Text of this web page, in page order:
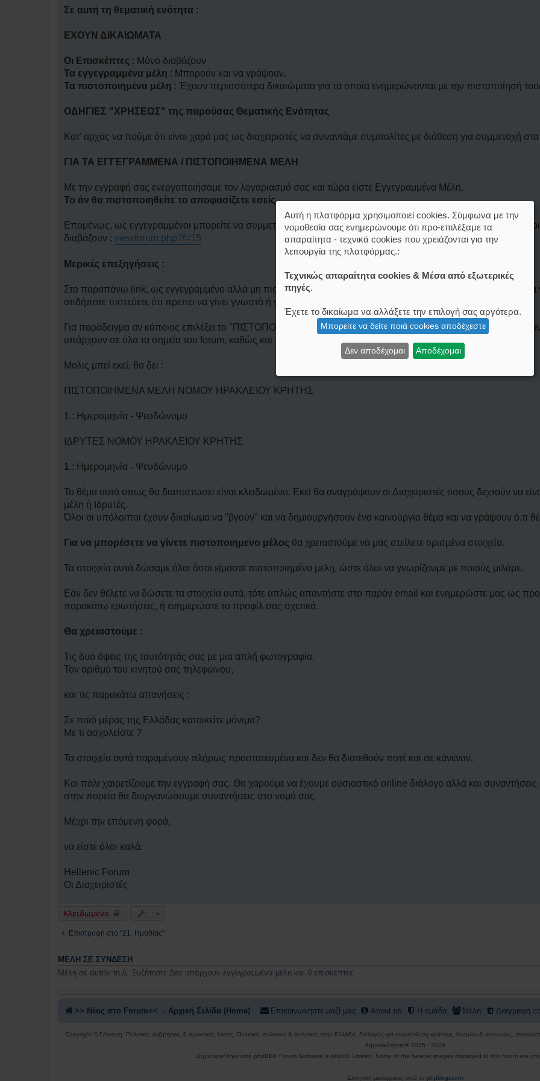
δ
ο
ε
σ
η
Σε αυτή τη θεματική ενότητα :
ΕΧΟΥΝ ΔΙΚΑΙΩΜΑΤΑ
Οι Επισκέπτες : Μόνο διαβάζουν
Τα εγγεγραμμένα μέλη : Μπορούν και να γράψουν.
Τα πιστοποιημένα μέλη : Έχουν περισσότερα δικαιώματα για τα οποία ενημερώνονται με την πιστοποίησή
ΟΔΗΓΙΕΣ "ΧΡΗΣΕΩΣ" της παρούσας Θεματικής Ενότητας
Κατ' αρχάς να πούμε ότι είναι χαρά μας ως διαχειριστές να συναντάμε συμπολίτες με διάθεση για συμμετοχή στα
ΓΙΑ ΤΑ ΕΓΓΕΓΡΑΜΜΕΝΑ / ΠΙΣΤΟΠΟΙΗΜΕΝΑ ΜΕΛΗ
Με την εγγραφή σας ενεργοποιήσαμε τον λογαριασμό σας και τώρα είστε Εγγεγραμμένα Μέλη.
Το άν θα πιστοποιηθείτε το αποφασίζετε εσείς.
Επομένως, ως εγγεγραμμένοι μπορείτε να συμμετέχετε (να γράφετε) αρχικά μόνο εδώ , όταν οι μη
διαβάζουν : viewforum.php?f=15
Μερικές επεξηγήσεις :
Στο παραπάνω link, ως εγγεγραμμένο αλλά μη πιστοποιημένο μέλος, μπορείτε να επιλέξετε τον νομό σας και να
οτιδήποτε πιστεύετε ότι πρεπει να γίνει γνωστό ή να γίνει θέμα συζήτησης.
Για παράδειγμα αν κάποιος επιλέξει το "ΠΙΣΤΟΠΟΙΗΜΕΝΑ ΜΕΛΗ ΝΟΜΟΥ ΗΡΑΚΛΕΙΟΥ ΚΡΗΤΗΣ", θα δει τις
υπάρχουν σε όλα τα σημεία του forum, καθώς και το link "Πιστοποιημένα Μέλη Νομού Ηρακλείου Κρήτης".
Μολις μπεί εκεί, θα δει :
ΠΙΣΤΟΠΟΙΗΜΕΝΑ ΜΕΛΗ ΝΟΜΟΥ ΗΡΑΚΛΕΙΟΥ ΚΡΗΤΗΣ
1.: Ημερομηνία - Ψευδώνυμο
ΙΔΡΥΤΕΣ ΝΟΜΟΥ ΗΡΑΚΛΕΙΟΥ ΚΡΗΤΗΣ
1.: Ημερομηνία - Ψευδώνυμο
Το θέμα αυτό οπως θα διαπιστώσει είναι κλειδωμένο. Εκεί θα αναγράψουν οι Διαχειριστές όσους δεχτούν να
μέλη ή Ιδρυτές.
Όλοι οι υπόλοιποι έχουν δικαίωμα να "βγούν" και να δημιουργήσουν ένα καινούργιο θέμα και να γράψουν ό,τι
Για να μπορέσετε να γίνετε πιστοποιημενο μέλος θα χρειαστούμε να μας στείλετε ορισμένα στοιχεία.
Τα στοιχεία αυτά δώσαμε όλοι όσοι είμαστε πιστοποιημένα μελη, ώστε όλοι να γνωρίζουμε με ποιούς μιλάμε.
Εάν δεν θέλετε να δώσετε τα στοιχεία αυτά, τότε απλώς απαντήστε στο παρόν email και ενημερώστε μας ως
παρακάτω ερωτήσεις, ή ενημερώστε το προφίλ σας σχετικά.
Θα χρειαστούμε :
Τις δυο όψεις της ταυτότητάς σας με μια απλή φωτογραφία.
Τον αριθμό του κινητού σας τηλεφώνου,
και τις παρακάτω απανήσεις :
Σε ποιό μέρος της Ελλάδας κατοικείτε μόνιμα?
Με τι ασχολείστε ?
Τα στοιχεία αυτά παραμένουν πλήρως προστατευμένα και δεν θα διατεθούν ποτέ και σε κάνεναν.
Και πάλι χαιρετίζουμε την εγγραφή σας. Θα χαρούμε να έχουμε ουσιαστικό online διάλογο αλλά και
στην πορεία θα διοργανώσουμε συναντήσεις στο νομό σας.
Μέχρι την επόμενη φορά,
να είστε όλοι καλά.
Hellenic Forum
Οι Διαχειριστές
Κλειδωμένο
Επιστροφή στο “21. Ημαθίας”
ΜΈΛΗ ΣΕ ΣΎΝΔΕΣΗ
Μέλη σε αυτήν τη Δ. Συζήτηση: Δεν υπάρχουν εγγεγραμμένα μέλη και 0 επισκέπτες
>> Nέος στο Forum<< Αρχική Σελίδα (Home) Διαγραφή
Μέλη
Η ομάδα
About us
Επικοινωνήστε μαζί μας
Copyright © Γέννηση: Πολιτικές συζητήσεις & πρακτικές λύσεις. Πολιτική, πολιτικοί & πολιτικές στην Ελλάδα, διάλογος για ανασύνθεση κράτους, θεσμών & κοινωνίας,
δημοσκόπηση® 2025 - 2026
Δημιουργήθηκε από phpBB ® Forum Software © phpBB Limited. Some of the header images displayed to this forum are
Ελληνική μετάφραση από το phpbbgr.com
Αυτή η πλατφόρμα χρησιμοποιεί cookies. Σύμφωνα με την
νομοθεσία σας ενημερώνουμε ότι προ-επιλέξαμε τα
απαραίτητα - τεχνικά cookies που χρειάζονται για την
λειτουργία της πλατφόρμας.:
Τεχνικώς απαραίτητα cookies & Μέσα από εξωτερικές
πηγές.
Έχετε το δικαίωμα να αλλάξετε την επιλογή σας αργότερα.
Μπορείτε να δείτε ποιά cookies αποδέχεστε
Δεν αποδέχομαι Αποδέχομαι